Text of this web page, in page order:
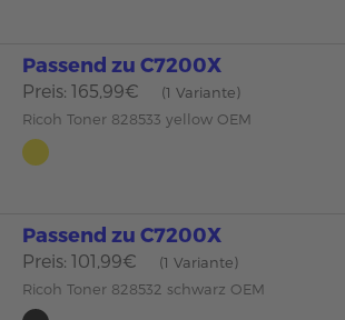
Passend zu C7200X
Preis: 165,99€
(1 Variante)
Ricoh Toner 828533 yellow OEM
Passend zu C7200X
Preis: 101,99€
(1 Variante)
Ricoh Toner 828532 schwarz OEM